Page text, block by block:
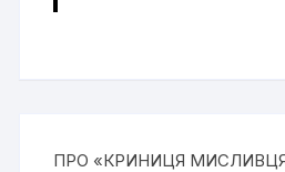
ПРО «КРИНИЦЯ